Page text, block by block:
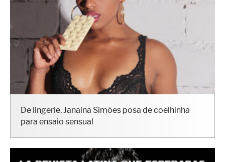
De lingerie, Janaina Simões posa de coelhinha
para ensaio sensual